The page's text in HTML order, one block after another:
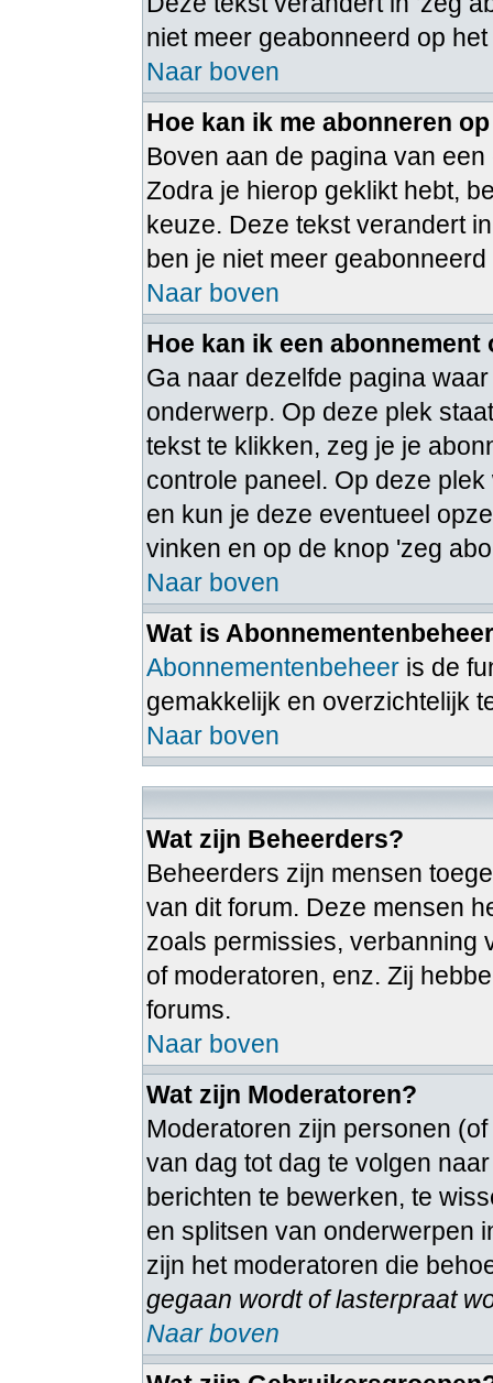
niet meer geabonneerd op
Naar boven
Hoe kan ik me abonneren
Boven aan de pagina van
Zodra je hierop geklikt hebt,
keuze. Deze tekst verandert
ben je niet meer
Naar boven
Hoe kan ik een abonnement
Ga naar dezelfde pagina
onderwerp. Op deze plek
tekst te klikken, zeg je je
controle paneel. Op deze
en kun je deze eventueel
vinken en op de knop 'zeg
Naar boven
Wat is
Abonnementenbeheer is de
gemakkelijk en overzichtelijk
Naar boven
Wat zijn Beheerders?
Beheerders zijn mensen
van dit forum. Deze mensen
zoals permissies, verbanning
of moderatoren, enz. Zij
forums.
Naar boven
Wat zijn Moderatoren?
Moderatoren zijn personen
van dag tot dag te volgen
berichten te bewerken, te
en splitsen van onderwerpen
zijn het moderatoren die
gegaan wordt of lasterpraat
Naar boven